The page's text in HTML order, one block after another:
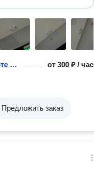
Консультации и обучение работе с компьютерами от300 ₽ / час
Предложить заказ